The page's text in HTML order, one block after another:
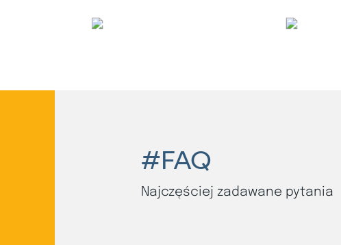
#FAQ
Najczęściej zadawane pytania